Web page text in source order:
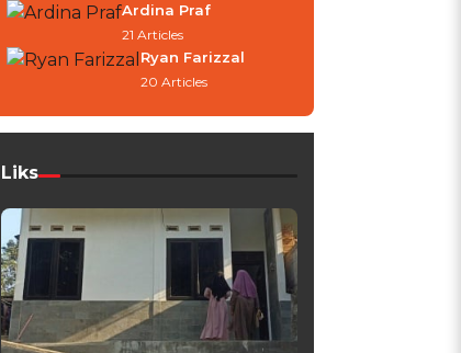
Ardina Praf
21 Articles
Ryan Farizzal
20 Articles
Liks